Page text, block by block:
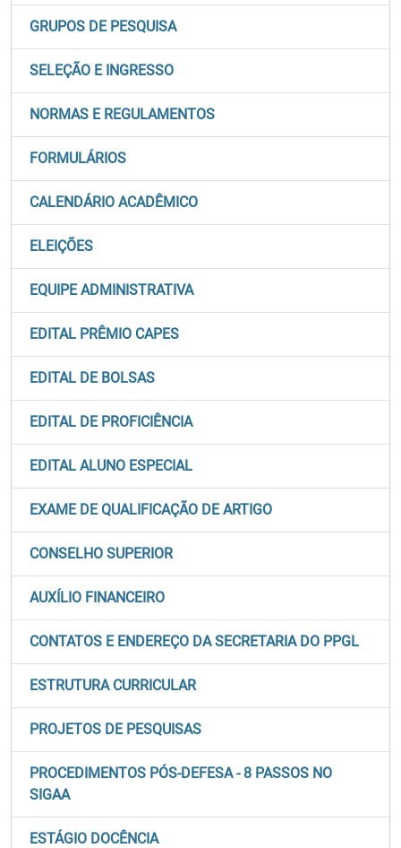
GRUPOS DE PESQUISA
SELEÇÃO E INGRESSO
NORMAS E REGULAMENTOS
FORMULÁRIOS
CALENDÁRIO ACADÊMICO
ELEIÇÕES
EQUIPE ADMINISTRATIVA
EDITAL PRÊMIO CAPES
EDITAL DE BOLSAS
EDITAL DE PROFICIÊNCIA
EDITAL ALUNO ESPECIAL
EXAME DE QUALIFICAÇÃO DE ARTIGO
CONSELHO SUPERIOR
AUXÍLIO FINANCEIRO
CONTATOS E ENDEREÇO DA SECRETARIA DO PPGL
ESTRUTURA CURRICULAR
PROJETOS DE PESQUISAS
PROCEDIMENTOS PÓS-DEFESA - 8 PASSOS NO
SIGAA
ESTÁGIO DOCÊNCIA